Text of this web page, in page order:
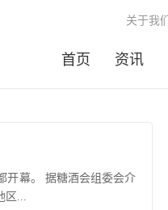
首页 资讯
关于我们
开幕。 据糖酒会组委会介
区...